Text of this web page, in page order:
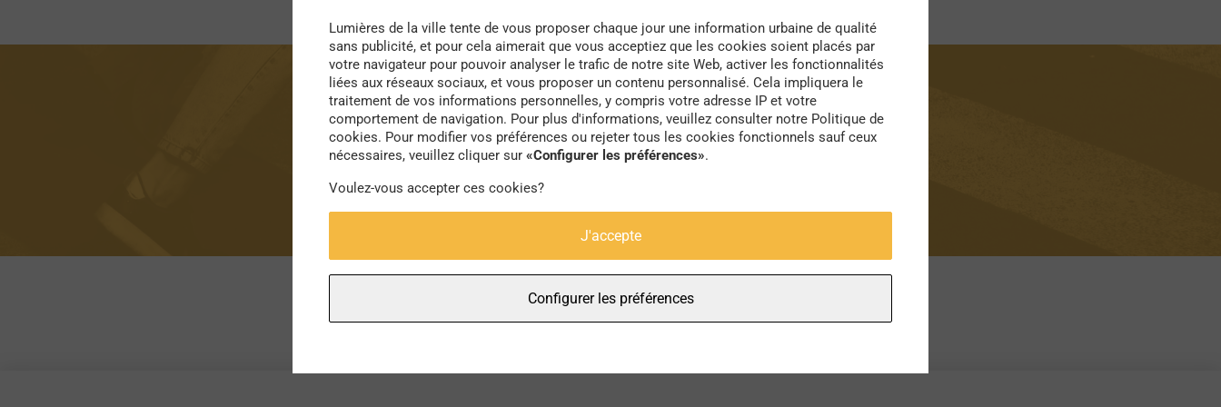
vandalisme
Lumières de la ville tente de vous proposer chaque jour une information urbaine de qualité
sans publicité, et pour cela aimerait que vous acceptiez que les cookies soient placés par
votre navigateur pour pouvoir analyser le trafic de notre site Web, activer les fonctionnalités
liées aux réseaux sociaux, et vous proposer un contenu personnalisé. Cela impliquera le
traitement de vos informations personnelles, y compris votre adresse IP et votre
comportement de navigation. Pour plus d'informations, veuillez consulter notre Politique de
cookies. Pour modifier vos préférences ou rejeter tous les cookies fonctionnels sauf ceux
nécessaires, veuillez cliquer sur «Configurer les préférences».
Voulez-vous accepter ces cookies?
J'accepte
Configurer les préférences